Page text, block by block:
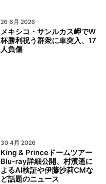
26 6月 2026
メキシコ・サンルカス岬でW
杯勝利祝う群衆に車突入、17
人負傷
30 4月 2026
King & Princeドームツアー
Blu-ray詳細公開、村濱遥に
よるAI検証や伊藤沙莉CMな
ど話題のニュース